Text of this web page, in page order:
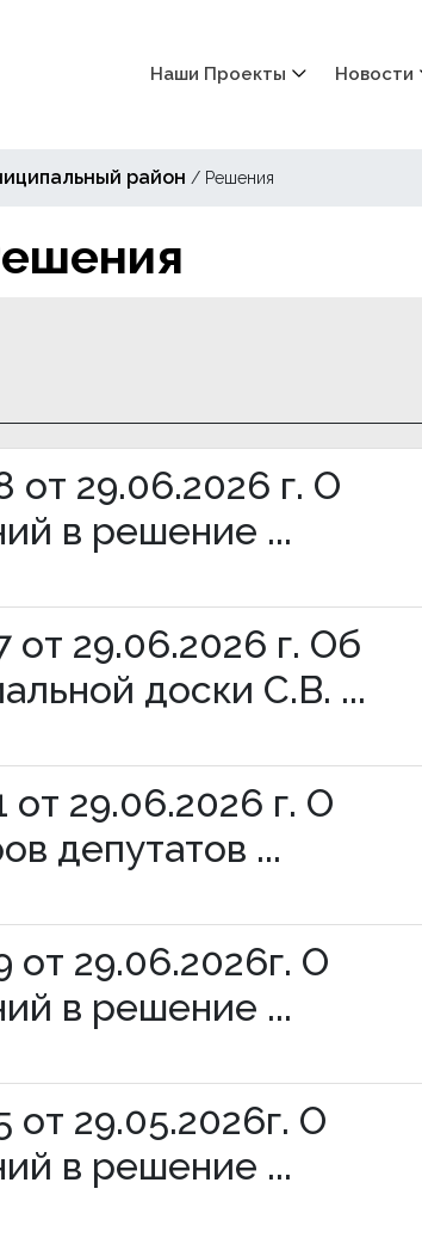
Наши Проекты Новости
район / Решения
29.06.2026 г. О
в решение ...
29.06.2026 г. Об
доски С.В. ...
29.06.2026 г. О
депутатов ...
29.06.2026г. О
в решение ...
29.05.2026г. О
в решение ...